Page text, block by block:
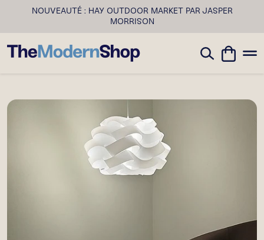
NOUVEAUTÉ : HAY OUTDOOR MARKET PAR JASPER
MORRISON